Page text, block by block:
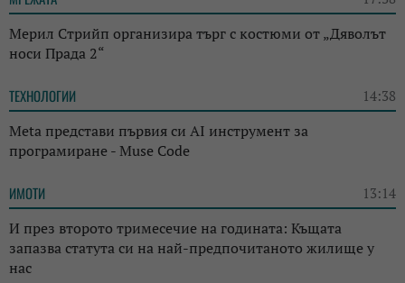
Мерил Стрийп организира търг с костюми от „Дяволът
носи Прада 2“
ТЕХНОЛОГИИ 14:38
Meta представи първия си AI инструмент за
програмиране - Muse Code
ИМОТИ 13:14
И през второто тримесечие на годината: Къщата
запазва статута си на най-предпочитаното жилище у
нас